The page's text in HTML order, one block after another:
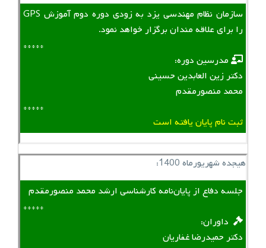
سازمان نظام مهندسی یزد به زودی دوره دوم آموزش GPS
را برای علاقه مندان برگزار خواهد نمود.
*****
‌ ‌ مدرسین دوره:
دکتر زین العابدین حسینی
محمد منصورمقدم
*****
ثبت نام پایان یافته است
هیجده شهریورماه 1400:
جلسه دفاع از پایان‌نامه کارشناسی ارشد محمد منصورمقدم
*****
‌ ‌ داوران:
دکتر حمیدرضا غفاریان